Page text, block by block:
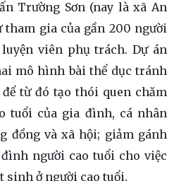
Trường Sơn (nay là xã An
tham gia của gần 200 người
viên phụ trách. Dự án
mô hình bài thể dục tránh
từ đó tạo thói quen chăm
tuổi của gia đình, cá nhân
đồng và xã hội; giảm gánh
người cao tuổi cho việc
sinh ở người cao tuổi.